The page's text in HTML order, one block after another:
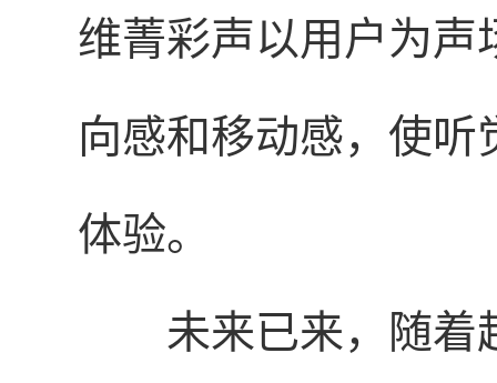
维菁彩声以用户为声
向感和移动感，使
体验。
未来已来，随着